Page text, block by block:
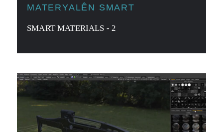
MATERYALÊN SMART
SMART MATERIALS - 2